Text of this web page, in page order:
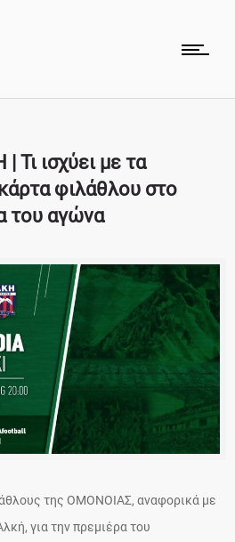
ισχύει με τα
κάρτα φιλάθλου στο
του αγώνα
της ΟΜΟΝΟΙΑΣ, αναφορικά με
για την πρεμιέρα του